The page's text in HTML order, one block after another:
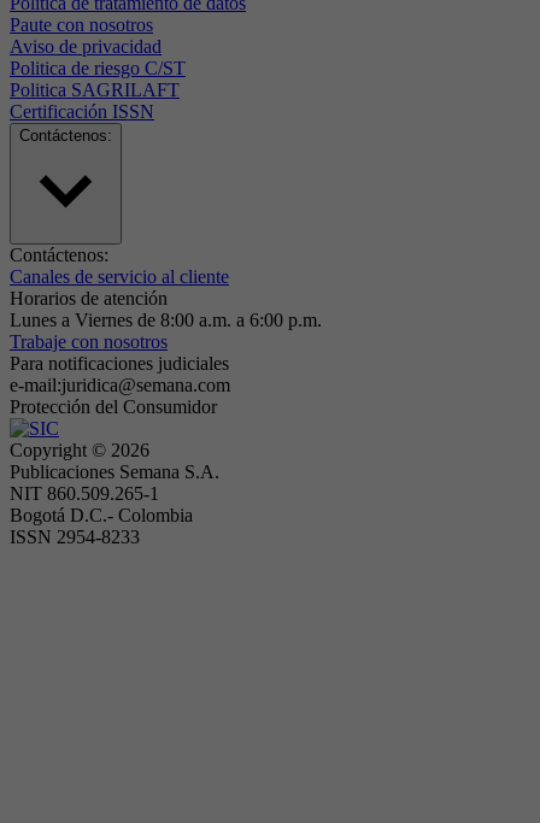
Paute con nosotros
Aviso de privacidad
Politica de riesgo C/ST
Politica SAGRILAFT
Certificación ISSN
Contáctenos:
Contáctenos:
Canales de servicio al cliente
Horarios de atención
Lunes a Viernes de 8:00 a.m. a 6:00 p.m.
Trabaje con nosotros
Para notificaciones judiciales
e-mail:juridica@semana.com
Protección del Consumidor
Copyright © 2026
Publicaciones Semana S.A.
NIT 860.509.265-1
Bogotá D.C.- Colombia
ISSN 2954-8233